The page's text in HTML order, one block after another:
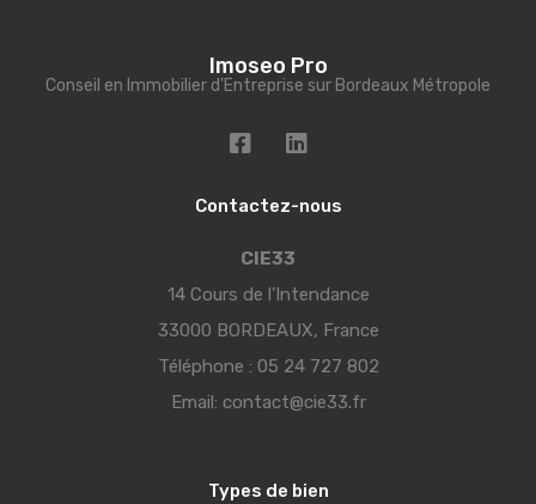
Imoseo Pro
Conseil en Immobilier d'Entreprise sur Bordeaux Métropole
Contactez-nous
CIE33
14 Cours de l’Intendance
33000 BORDEAUX, France
Téléphone : 05 24 727 802
Email: contact@cie33.fr
Types de bien